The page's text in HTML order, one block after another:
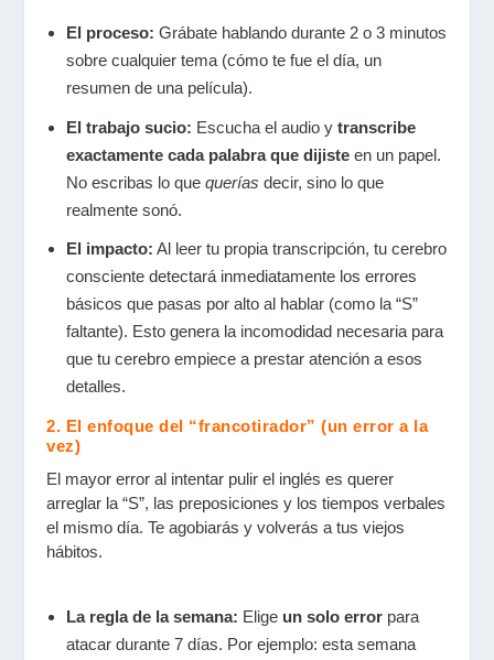
El proceso: Grábate hablando durante 2 o 3 minutos
sobre cualquier tema (cómo te fue el día, un
resumen de una película).
El trabajo sucio: Escucha el audio y transcribe
exactamente cada palabra que dijisteen un papel.
No escribas lo que querías decir, sino lo que
realmente sonó.
El impacto: Al leer tu propia transcripción, tu cerebro
consciente detectará inmediatamente los errores
básicos que pasas por alto al hablar (como la “S”
faltante). Esto genera la incomodidad necesaria para
que tu cerebro empiece a prestar atención a esos
detalles.
2. El enfoque del “francotirador” (un error a la
vez)
El mayor error al intentar pulir el inglés es querer
arreglar la “S”, las preposiciones y los tiempos verbales
el mismo día. Te agobiarás y volverás a tus viejos
hábitos.
La regla de la semana: Elige un solo errorpara
atacar durante 7 días. Por ejemplo: esta semana